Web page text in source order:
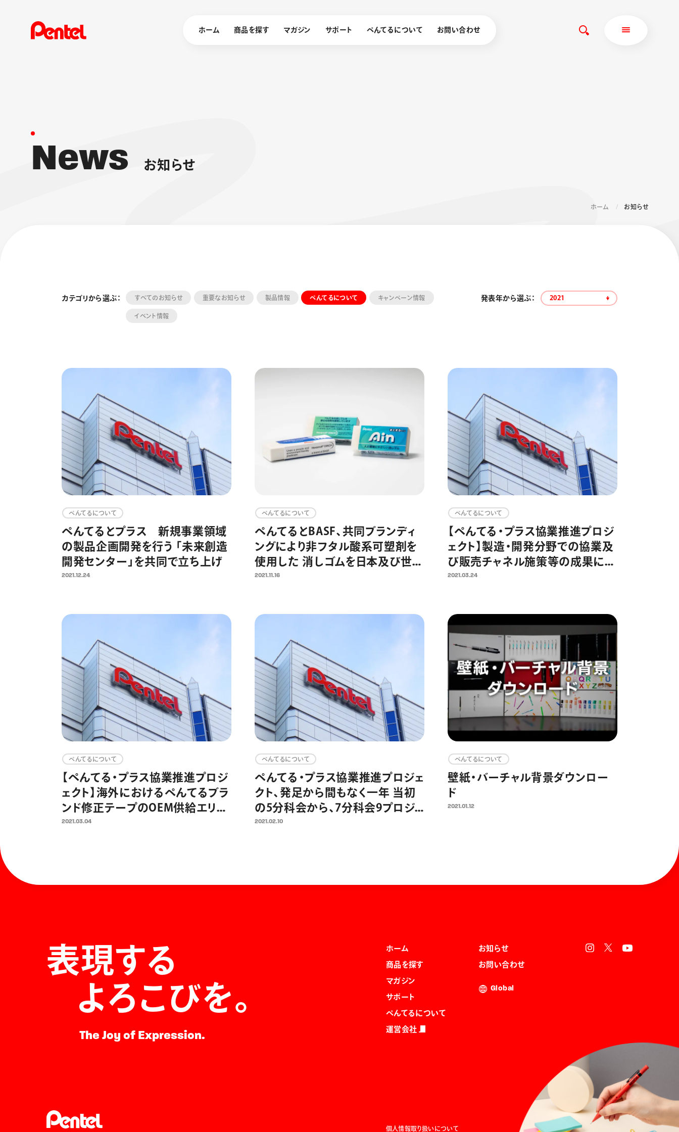
ホーム 商品を探す マガジン サポート ぺんてるについて お問い合わせ
エナージェル
シャープペン
消し具
News お知 らせ
ホーム お知らせ
カテゴリから選ぶ： すべてのお知らせ 重要なお知らせ 製品情報 ぺんてるについて キャンペーン情報
イベント情報
発表年から選ぶ： 2021
ぺんてるについて
ぺんてるとプラス 新規事業領域
の製品企画開発を行う 「未来創造
開発センター」を共同で立ち上げ
2021.12.24
ぺんてるについて
ぺんてるとBASF、共同ブランディ
ングにより非フタル酸系可塑剤を
使用した 消しゴムを日本及び世界
市場へ提供
2021.11.16
ぺんてるについて
【ぺんてる・プラス協業推進プロジ
ェクト】製造・開発分野での協業及
び販売チャネル施策等の成果につ
いて
2021.03.24
ぺんてるについて
【ぺんてる・プラス協業推進プロジ
ェクト】海外におけるぺんてるブラ
ンド修正テープのOEM供給エリア
を拡充 、中国では共同見本市を開
2021.03.04
ぺんてるについて
ぺんてる・プラス協業推進プロジェ
クト、発足から間もなく一年 当初
の5分科会から、7分科会9プロジ
ェクトに拡大推進中
2021.02.10
ぺんてるについて
壁紙・バーチャル背景ダウンロー
ド
2021.01.12
ホーム
商品を探す
マガジン
サポート
ぺんてるについて
運営会社
お知らせ
お問い合わせ
Global
個人情報取り扱いについて
表現する
よろこびを。
The Joy of Expression.